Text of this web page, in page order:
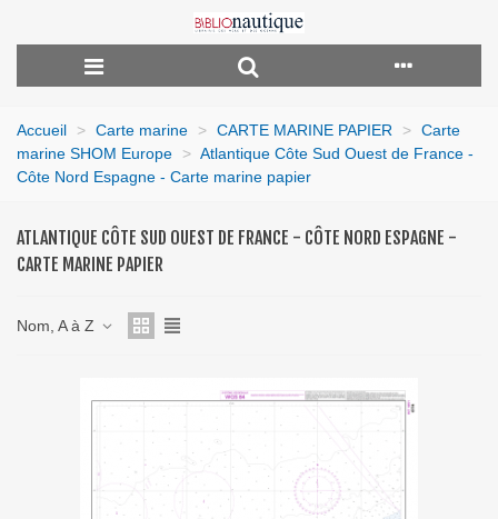
Accueil > Carte marine > CARTE MARINE PAPIER > Carte
marine SHOM Europe
> Atlantique Côte Sud Ouest de France -
Côte Nord Espagne - Carte marine papier
ATLANTIQUE CÔTE SUD OUEST DE FRANCE - CÔTE NORD ESPAGNE -
CARTE MARINE PAPIER
Nom, A à Z